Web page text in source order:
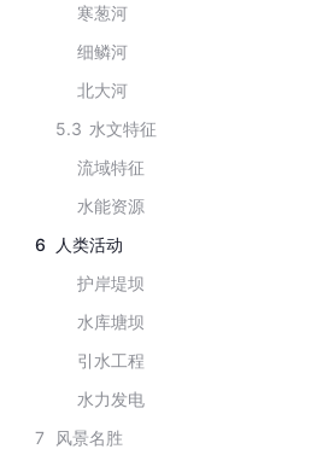
寒葱河
细鳞河
北大河
5.3 水文特征
流域特征
水能资源
6
人类活动
护岸堤坝
水库塘坝
引水工程
水力发电
7
风景名胜